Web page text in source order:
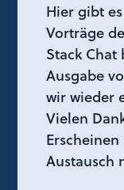
Hier gibt
Vorträge
Stack
Ausgabe
wir wieder
Vielen
Austausch